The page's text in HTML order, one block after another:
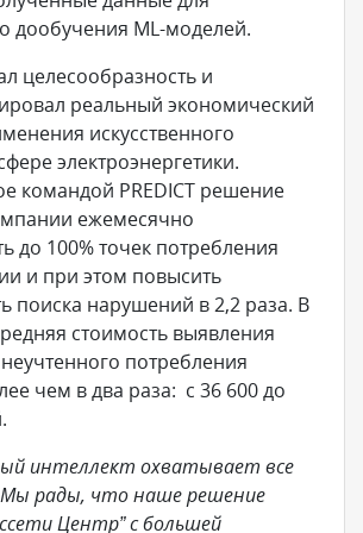
дообучения ML-моделей.
целесообразность и
реальный экономический
искусственного
электроэнергетики.
командой PREDICT решение
ежемесячно
до 100% точек потребления
и при этом повысить
поиска нарушений в 2,2 раза. В
стоимость выявления
потребления
чем в два раза: с 36 600 до
интеллект охватывает все
рады, что наше решение
Центр” с большей